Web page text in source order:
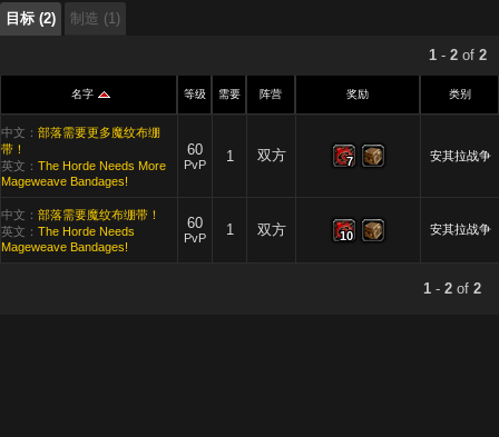
目标 (2) 制造 (1)
1 - 2 of 2
名字 等级 需要 阵营 奖励 类别
中文： 部落需要更多魔纹布绷
带！
英文： The Horde Needs More
Mageweave Bandages!
60
PvP 1 双方 7
7
77
7
77
7
7 安其拉战争
中文： 部落需要魔纹布绷带！
英文： The Horde Needs
Mageweave Bandages!
60
PvP 1 双方 10
10
10
10
10
10
10
10
10
安其拉战争
1 - 2 of 2